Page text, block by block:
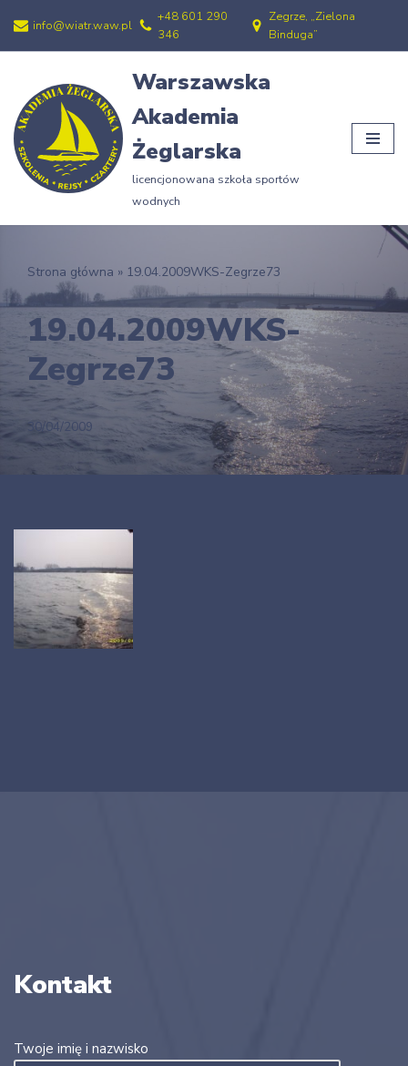
Przejdź
treści
info@wiatr.waw.pl
+48 601 290
346
Zegrze, „Zielona
Binduga”
Warszawska
Akademia
Żeglarska
licencjonowana szkoła sportów
wodnych
Strona główna » 19.04.2009WKS-Zegrze73
19.04.2009WKS-
Zegrze73
30/04/2009
Kontakt
Twoje imię i nazwisko